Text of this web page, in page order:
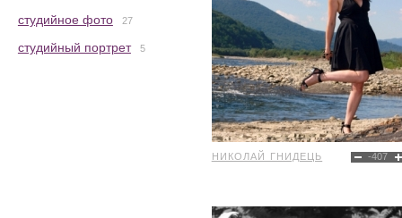
студийное фото 27
студийный портрет 5
-407
НИКОЛАЙ ГНИДЕЦЬ